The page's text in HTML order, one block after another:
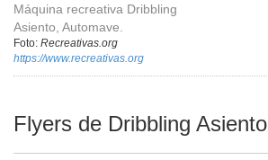
Máquina recreativa Dribbling
Asiento, Automave.
Foto: Recreativas.org
https://www.recreativas.org
Flyers de Dribbling Asiento